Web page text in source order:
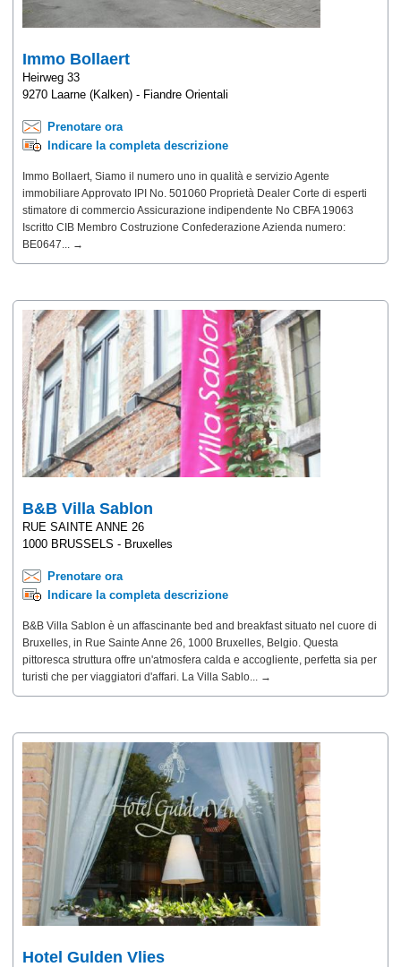
Immo Bollaert
Heirweg 33
9270 Laarne (Kalken) - Fiandre Orientali
Prenotare ora
Indicare la completa descrizione
Immo Bollaert, Siamo il numero uno in qualità e servizio Agente
immobiliare Approvato IPI No. 501060 Proprietà Dealer Corte di esperti
stimatore di commercio Assicurazione indipendente No CBFA 19063
Iscritto CIB Membro Costruzione Confederazione Azienda numero:
BE0647... →
B&B Villa Sablon
RUE SAINTE ANNE 26
1000 BRUSSELS - Bruxelles
Prenotare ora
Indicare la completa descrizione
B&B Villa Sablon è un affascinante bed and breakfast situato nel cuore di
Bruxelles, in Rue Sainte Anne 26, 1000 Bruxelles, Belgio. Questa
pittoresca struttura offre un'atmosfera calda e accogliente, perfetta sia per
turisti che per viaggiatori d'affari. La Villa Sablo... →
Hotel Gulden Vlies